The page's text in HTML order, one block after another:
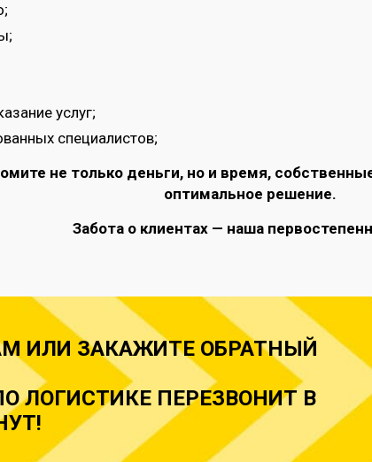
услуг;
специалистов;
не только деньги, но и время,
оптимальное решение.
Забота о клиентах — наша
ИЛИ ЗАКАЖИТЕ ОБРАТНЫЙ
ЛОГИСТИКЕ ПЕРЕЗВОНИТ В